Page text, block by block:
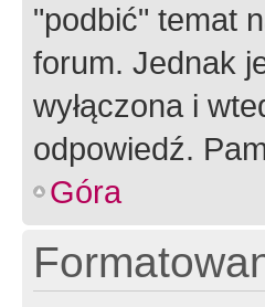
"podbić" temat
forum. Jednak
wyłączona i
odpowiedź.
Góra